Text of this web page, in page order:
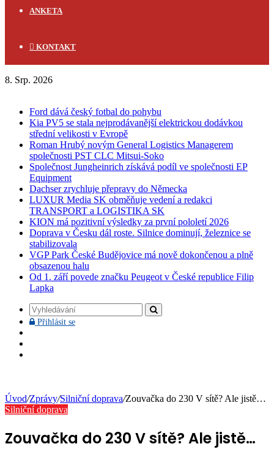
ANKETA
KONTAKT
8. Srp. 2026
Ford dává český fotbal do pohybu
Kia PV5 se stala nejprodávanější elektrickou dodávkou
střední velikosti v Evropě
Roman Hrubý novým General Logistics Managerem
společnosti PST CLC Mitsui-Soko
Společnost Jungheinrich získává podíl ve společnosti EP
Equipment
Dachser zrychluje přepravy do Německa
LUXUR Media SK obměňuje vedení a redakci
TRANSPORT a LOGISTIKA SK
KION má pozitivní výsledky za první pololetí 2026
Doprava v Česku dál roste. Silnice dominují, železnice se
stabilizovala
VGP Park České Budějovice má nově dokončenou a plně
obsazenou halu
Od 1. září povede značku Peugeot v České republice Filip
Lapka
Vyhledávání
Přihlásit sePřihlásit
Úvod/Zprávy/Silniční doprava/Zouvačka do 230 V sítě? Ale jistě…
Silniční doprava
Zouvačka do 230 V sítě? Ale jistě…